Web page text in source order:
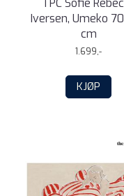
TPC Sofie
Iversen, Umeko
cm
1.699,-
KJØP